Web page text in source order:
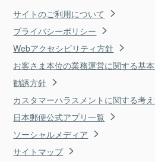
サイトのご利用について
プライバシーポリシー
Webアクセシビリティ方針
お客さま本位の業務運営に関する基
勧誘方針
カスタマーハラスメントに関する考
日本郵便公式アプリ一覧
ソーシャルメディア
サイトマップ